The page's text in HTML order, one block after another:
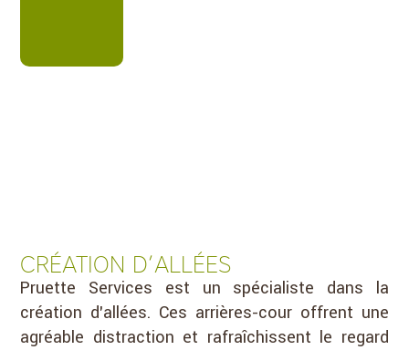
CRÉATION D’ALLÉES
Pruette Services est un spécialiste dans la
création d’allées. Ces arrières-cour offrent une
agréable distraction et rafraîchissent le regard